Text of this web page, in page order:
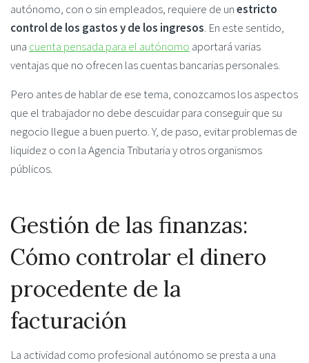
autónomo, con o sin empleados, requiere de unestricto
control de los gastos y de los ingresos. En este sentido,
una cuenta pensada para el autónomo aportará varias
ventajas que no ofrecen las cuentas bancarias personales.
Pero antes de hablar de ese tema, conozcamos los aspectos
que el trabajador no debe descuidar para conseguir que su
negocio llegue a buen puerto. Y, de paso, evitar problemas de
liquidez o con la Agencia Tributaria y otros organismos
públicos.
Gestión de las finanzas:
Cómo controlar el dinero
procedente de la
facturación
La actividad como profesional autónomo se presta a una